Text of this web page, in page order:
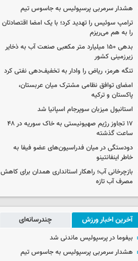
هشدار سرمربی پرسپولیس به جاسوس تیم
ترامپ سوئیس را تهدید کرد؛ با یک امضا اقتصادتان
را به هم می‌ریزم
بدهی ۱۵۰ میلیارد متر مکعبی صنعت آب به ذخایر
زیرزمینی کشور
تنگه هرمز، ریاض را وادار به تخفیف‌دهی نفتی کرد
امضای توافق نظامی مشترک میان عربستان،
پاکستان و ترکیه
استانبول میزبان سوپرجام اسپانیا شد
۱۷ تجاوز رژیم صهیونیستی به خاک سوریه در ۴۸
ساعت گذشته
دودستگی در میان فدراسیون‌های عضو فیفا به
خاطر اینفانتینو
بازچرخانی آب؛ راهکار استانداری همدان برای کاهش
مصرف آب تازه
آخرین اخبار ورزش چندرسانه‌ای
بیفوما در پرسپولیس ماندنی شد
هشدار سرمربی پرسپولیس به جاسوس تیم